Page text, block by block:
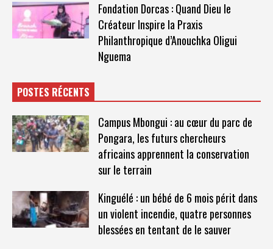
Fondation Dorcas : Quand Dieu le
Créateur Inspire la Praxis
Philanthropique d’Anouchka Oligui
Nguema
POSTES RÉCENTS
Campus Mbongui : au cœur du parc de
Pongara, les futurs chercheurs
africains apprennent la conservation
sur le terrain
Kinguélé : un bébé de 6 mois périt dans
un violent incendie, quatre personnes
blessées en tentant de le sauver